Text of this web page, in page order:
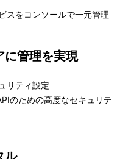
スをコンソールで一元管理
に管理を実現
リティ設定
のための高度なセキュリテ
ル